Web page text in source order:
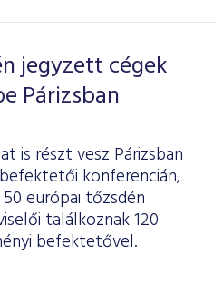
jegyzett cégek
Párizsban
is részt vesz Párizsban
konferencián,
európai tőzsdén
találkoznak 120
befektetővel.